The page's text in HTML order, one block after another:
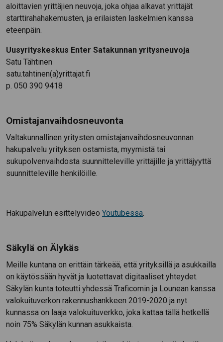
aloittavien yrittäjien neuvoja, joka ohjaa alkavat yrittäjät
starttirahahakemusten, ja erilaisten laskelmien kanssa
eteenpäin.
Uusyrityskeskus Enter Satakunnan yritysneuvoja
Satu Tähtinen
satu.tahtinen(a)yrittajat.fi
p. 050 390 9418
Omistajanvaihdosneuvonta
Valtakunnallinen yritysten omistajanvaihdosneuvonnan
hakupalvelu yrityksen ostamista, myymistä tai
sukupolvenvaihdosta suunnitteleville yrittäjille ja yrittäjyyttä
suunnitteleville henkilöille.
Hakupalvelun esittelyvideo Youtubessa.
Säkylä on Älykäs
Meille kuntana on erittäin tärkeää, että yrityksillä ja asukkailla
on käytössään hyvät ja luotettavat digitaaliset yhteydet.
Säkylän kunta toteutti yhdessä Traficomin ja Lounean kanssa
valokuituverkon rakennushankkeen 2019-2020 ja nyt
kunnassa on laaja valokuituverkko, joka kattaa tällä hetkellä
noin 75% Säkylän kunnan asukkaista.